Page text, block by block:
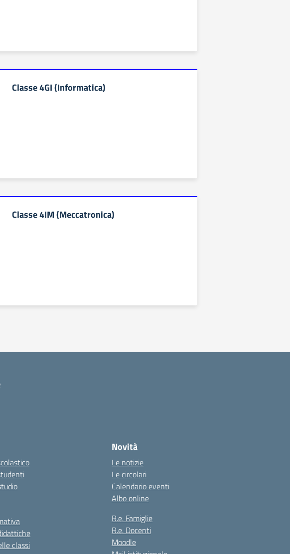
Classe 4GI (Informatica)
Classe 4IM (Meccatronica)
successiva
classi
Novità
Le notizie
Le circolari
Calendario eventi
Albo online
R.e. Famiglie
R.e. Docenti
Moodle